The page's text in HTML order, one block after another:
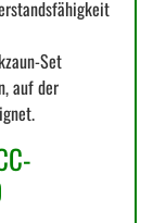
Set
auf der